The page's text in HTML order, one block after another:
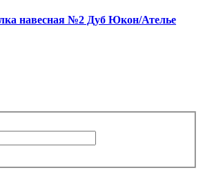
навесная №2 Дуб Юкон/Ателье